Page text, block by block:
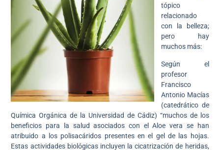
tópico
relacionado
con la belleza;
pero hay
muchos más:
Según el
profesor
Francisco
Antonio Macías
(catedrático de
Química Orgánica de la Universidad de Cádiz) “muchos de los
beneficios para la salud asociados con el Aloe vera se han
atribuido a los polisacáridos presentes en el gel de las hojas.
Estas actividades biológicas incluyen la cicatrización de heridas,